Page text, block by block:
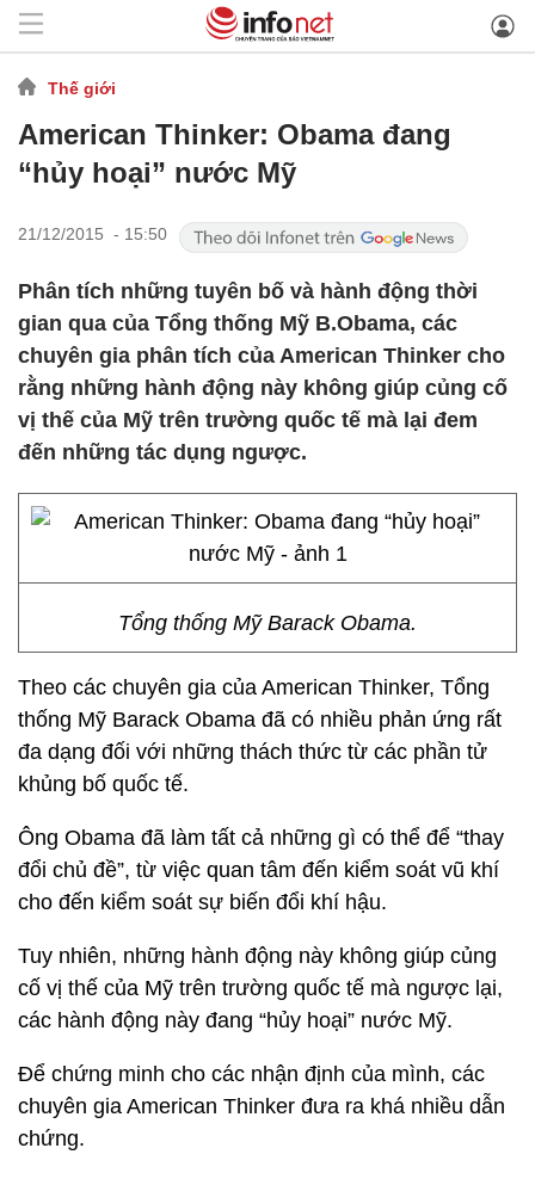
Thế giới
American Thinker: Obama đang
“hủy hoại” nước Mỹ
21/12/2015 - 15:50
Phân tích những tuyên bố và hành động thời
gian qua của Tổng thống Mỹ B.Obama, các
chuyên gia phân tích của American Thinker cho
rằng những hành động này không giúp củng cố
vị thế của Mỹ trên trường quốc tế mà lại đem
đến những tác dụng ngược.
Tổng thống Mỹ Barack Obama.
Theo các chuyên gia của American Thinker, Tổng
thống Mỹ Barack Obama đã có nhiều phản ứng rất
đa dạng đối với những thách thức từ các phần tử
khủng bố quốc tế.
Ông Obama đã làm tất cả những gì có thể để “thay
đổi chủ đề”, từ việc quan tâm đến kiểm soát vũ khí
cho đến kiểm soát sự biến đổi khí hậu.
Tuy nhiên, những hành động này không giúp củng
cố vị thế của Mỹ trên trường quốc tế mà ngược lại,
các hành động này đang “hủy hoại” nước Mỹ.
Để chứng minh cho các nhận định của mình, các
chuyên gia American Thinker đưa ra khá nhiều dẫn
chứng.